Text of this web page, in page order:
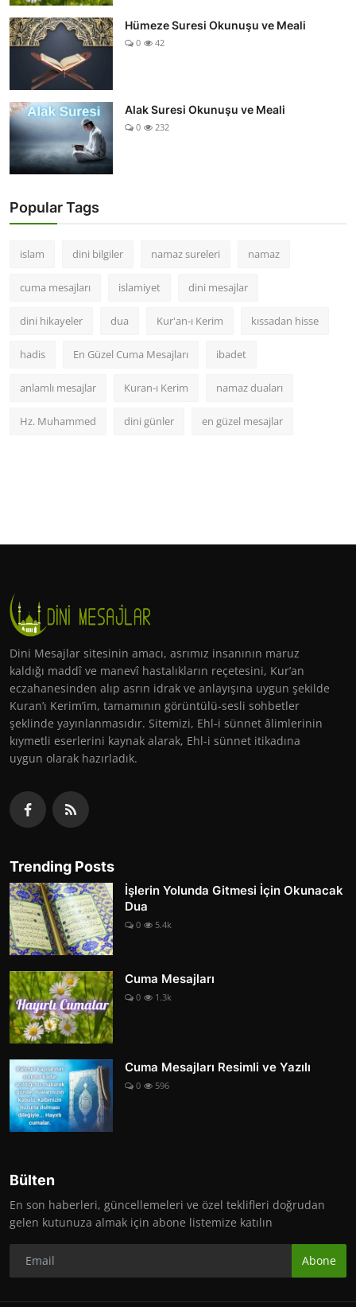
Hümeze Suresi Okunuşu ve Meali
0 42
Alak Suresi Okunuşu ve Meali
0 232
Popular Tags
islam dini bilgiler namaz sureleri namaz
cuma mesajları islamiyet dini mesajlar
dini hikayeler dua Kur'an-ı Kerim kıssadan hisse
hadis En Güzel Cuma Mesajları ibadet
anlamlı mesajlar Kuran-ı Kerim namaz duaları
Hz. Muhammed dini günler en güzel mesajlar
Dini Mesajlar sitesinin amacı, asrımız insanının maruz
kaldığı maddî ve manevî hastalıkların reçetesini, Kur’an
eczahanesinden alıp asrın idrak ve anlayışına uygun şekilde
Kuran’ı Kerim’im, tamamının görüntülü-sesli sohbetler
şeklinde yayınlanmasıdır. Sitemizi, Ehl-i sünnet âlimlerinin
kıymetli eserlerini kaynak alarak, Ehl-i sünnet itikadına
uygun olarak hazırladık.
Trending Posts
İşlerin Yolunda Gitmesi İçin Okunacak
Dua
0 5.4k
Cuma Mesajları
0 1.3k
Cuma Mesajları Resimli ve Yazılı
0 596
Bülten
En son haberleri, güncellemeleri ve özel teklifleri doğrudan
gelen kutunuza almak için abone listemize katılın
Abone